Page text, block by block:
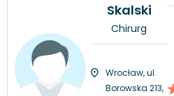
Skalski
Chirurg
Wrocław, ul.
Borowska 213,